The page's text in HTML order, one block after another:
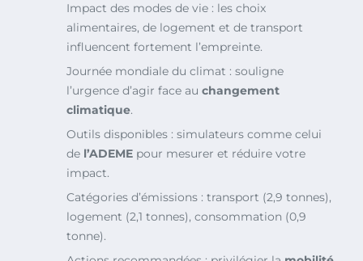
Impact des modes de vie : les choix
alimentaires, de logement et de transport
influencent fortement l’empreinte.
Journée mondiale du climat : souligne
l’urgence d’agir face au changement
climatique.
Outils disponibles : simulateurs comme celui
de l’ADEME pour mesurer et réduire votre
impact.
Catégories d’émissions : transport (2,9 tonnes),
logement (2,1 tonnes), consommation (0,9
tonne).